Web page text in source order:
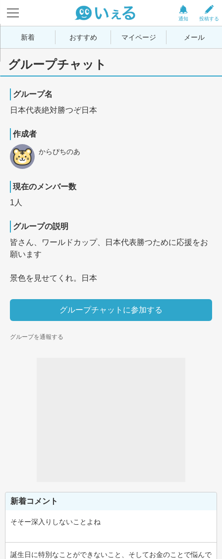
投稿する
通知
新着 おすすめ マイページ メール
グループチャット
グループ名
日本代表絶対勝つぞ日本
作成者
からぴちのあ
現在のメンバー数
1人
グループの説明
皆さん、ワールドカップ、日本代表勝つために応援をお
願います
景色を見せてくれ。日本
グループチャットに参加する
グループを通報する
新着コメント
そそー深入りしないことよね
誕生日に特別なことができないこと、そしてお金のことで悩んで